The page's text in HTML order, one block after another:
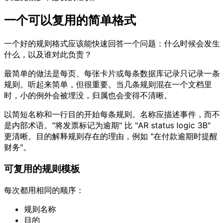
一个可以复用的简单格式
一个好的规则格式应该能快速回答一个问题：什么时候会发生
什么，以及谁对此负责？
最简单的做法是每页、每张卡片或每条数据库记录只记录一条
规则。听起来简单，但很重要。当几条规则混在一个文档里
时，小的例外会被埋没，归属也会变得不清晰。
以简短名称和一行目的开始每条规则。名称应描述事件，而不
是内部术语。"将发票标记为逾期" 比 "AR status logic 3B"
更清晰。目的解释规则存在的理由，例如 "在付款逾期时提醒
财务"。
可复用的规则模板
每次都用相同的顺序：
规则名称
目的